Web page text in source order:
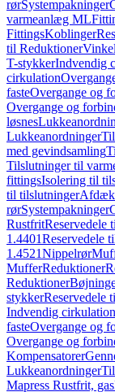
rørSystempakninger
varmeanlæg ML
FittingsKoblinger
til ReduktionerVinkel
T-stykkerIndvendig
cirkulation
fasteOvergange og
Overgange og
løsnes
Lukkeanordninger
med gevindsamling
Tilslutninger til
fittingsIsolering til
til tilslutninger
rørSystempakninger
RustfritReservedele
1.4401Reservedele
1.4521Nippelrør
MufferReduktioner
Reduktioner
stykkerReservedele
Indvendig cirkulation
fasteOvergange og
Overgange og
Kompensatorer
Lukkeanordninger
Mapress Rustfrit, gas